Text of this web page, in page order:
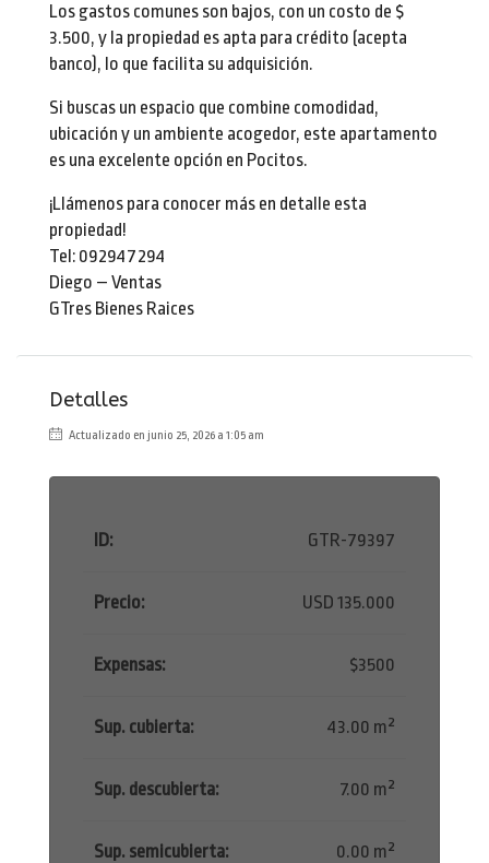
Los gastos comunes son bajos, con un costo de $
3.500, y la propiedad es apta para crédito (acepta
banco), lo que facilita su adquisición.
Si buscas un espacio que combine comodidad,
ubicación y un ambiente acogedor, este apartamento
es una excelente opción en Pocitos.
¡Llámenos para conocer más en detalle esta
propiedad!
Tel: 092947294
Diego – Ventas
GTres Bienes Raices
Detalles
Actualizado en junio 25, 2026 a 1:05 am
ID: GTR-79397
Precio: USD 135.000
Expensas: $3500
Sup. cubierta: 43.00 m²
Sup. descubierta: 7.00 m²
Sup. semicubierta: 0.00 m²